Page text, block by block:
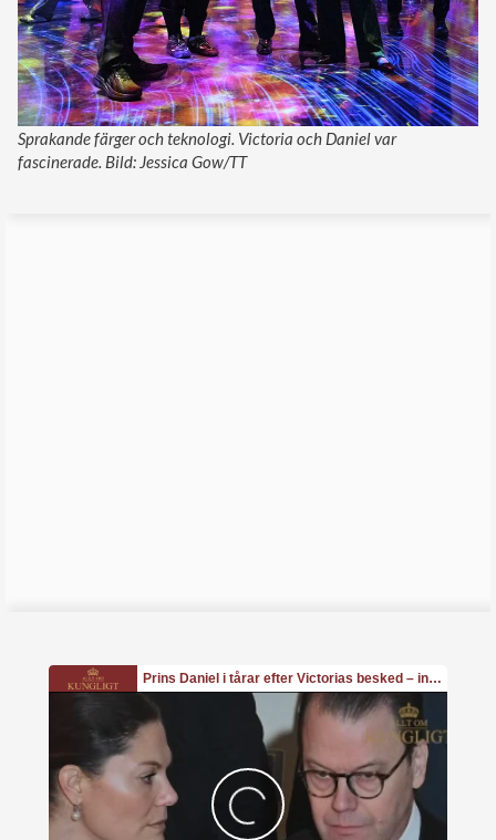
Sprakande färger och teknologi. Victoria och Daniel var
fascinerade. Bild: Jessica Gow/TT